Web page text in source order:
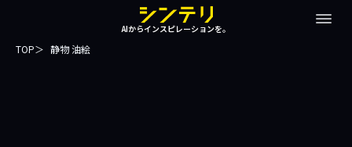
AIからインスピレーションを。
TOP 静物 油絵